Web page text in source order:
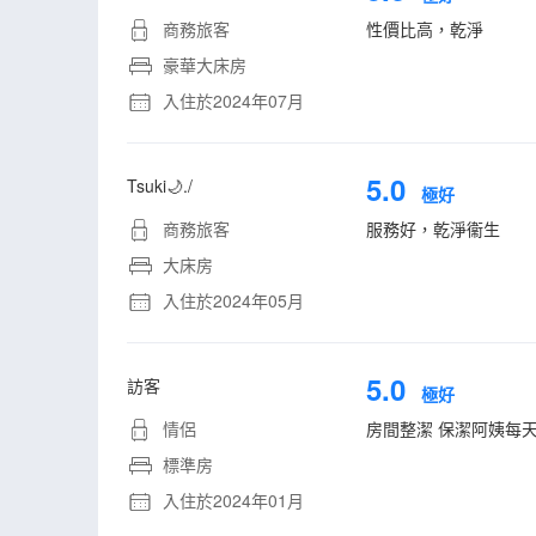
商務旅客
豪華大床房
入住於2024年07月
性價比高，乾淨
Tsuki🌙./
商務旅客
大床房
入住於2024年05月
5.0 極好
服務好，乾淨衞生
訪客
情侶
標準房
入住於2024年01月
5.0 極好
房間整潔 保潔阿姨每